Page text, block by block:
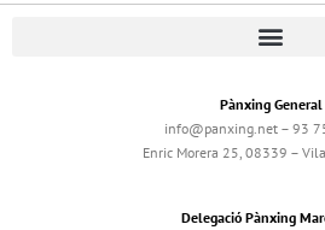
Pànxing General
info@panxing.net – 93
Enric Morera 25, 08339 –
Delegació Pànxing